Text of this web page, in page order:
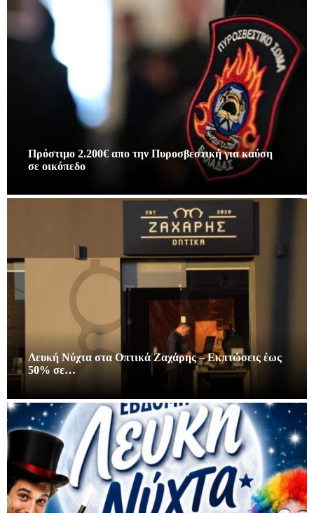
Πρόστιμο 2.200€ απο την Πυροσβεστική για καύση
σε οικόπεδο
Λευκή Νύχτα στα Οπτικά Ζαχάρης – Εκπτώσεις έως
50% σε…